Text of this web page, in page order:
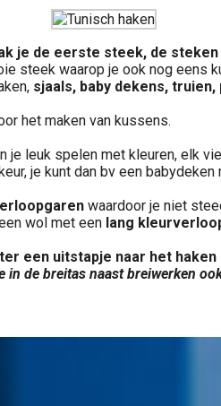
je de eerste steek, de
steek waarop je ook nog eens
sjaals, baby dekens, truien,
het maken van kussens.
je leuk spelen met kleuren, elk
je kunt dan bv een
waardoor je niet
wol met een lang
een uitstapje naar het
in de breitas naast breiwerken